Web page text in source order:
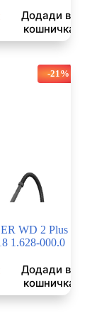
Додади во
кошничка
-21%
WD 2 Plus
1.628-000.0
Додади во
кошничка